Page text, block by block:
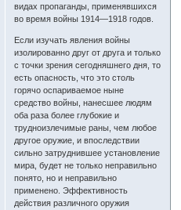
видах пропаганды, применявшихся
во время войны 1914—1918 годов.
Если изучать явления войны
изолированно друг от друга и только
с точки зрения сегодняшнего дня, то
есть опасность, что это столь
горячо оспариваемое ныне
средство войны, нанесшее людям
оба раза более глубокие и
трудноизлечимые раны, чем любое
другое оружие, и впоследствии
сильно затруднившее установление
мира, будет не только неправильно
понято, но и неправильно
применено. Эффективность
действия различного оружия